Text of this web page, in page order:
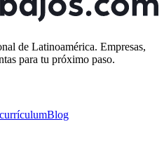
de Latinoamérica. Empresas,
para tu próximo paso.
Blog